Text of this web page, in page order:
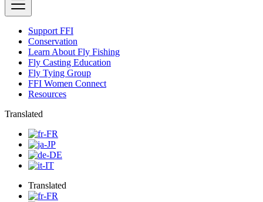
Support FFI
Conservation
Learn About Fly Fishing
Fly Casting Education
Fly Tying Group
FFI Women Connect
Resources
Translated
Translated